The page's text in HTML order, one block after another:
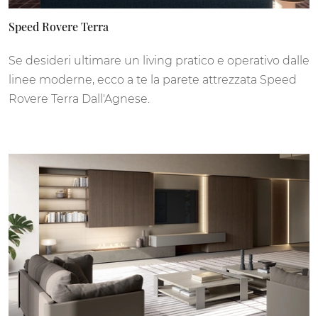
Speed Rovere Terra
Se desideri ultimare un living pratico e operativo dalle
linee moderne, ecco a te la parete attrezzata Speed
Rovere Terra Dall'Agnese.